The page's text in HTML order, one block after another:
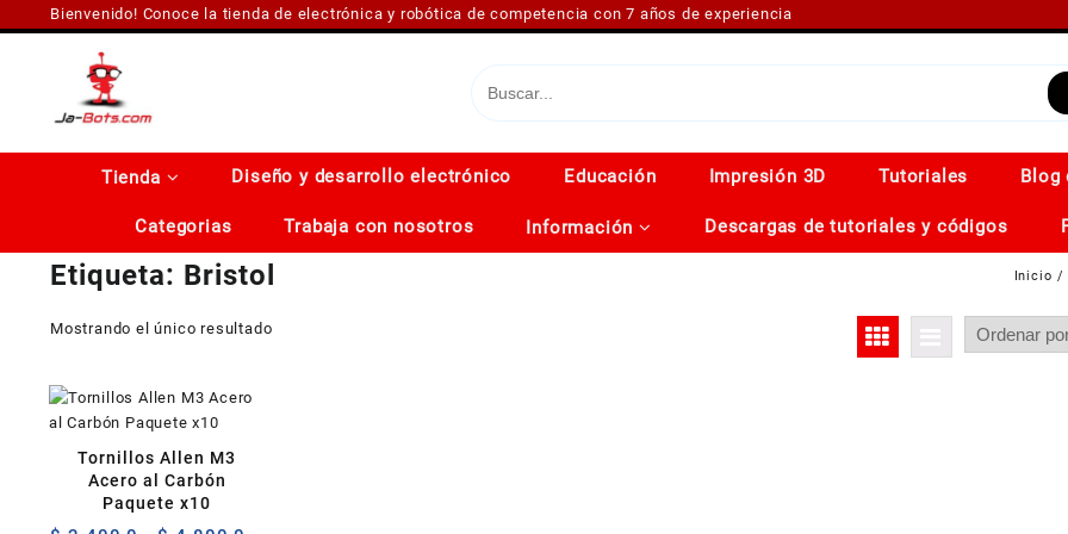
al
Bienvenido! Conoce la tienda de electrónica y robótica de competencia con 7 años de experiencia
Tienda Diseño y desarrollo electrónico Educación Impresión 3D Tutoriales Blog
Categorias Trabaja con nosotros Información Descargas de tutoriales y códigos
Etiqueta: Bristol Inicio
Mostrando el único resultado
Tornillos Allen M3
Acero al Carbón
Paquete x10